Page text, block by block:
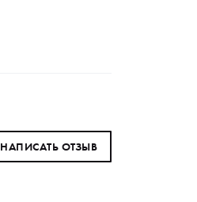
НАПИСАТЬ ОТЗЫВ